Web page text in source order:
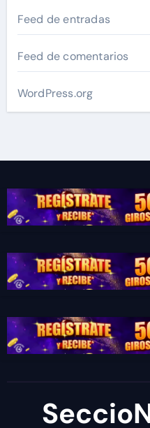
Feed de entradas
Feed de comentarios
WordPress.org